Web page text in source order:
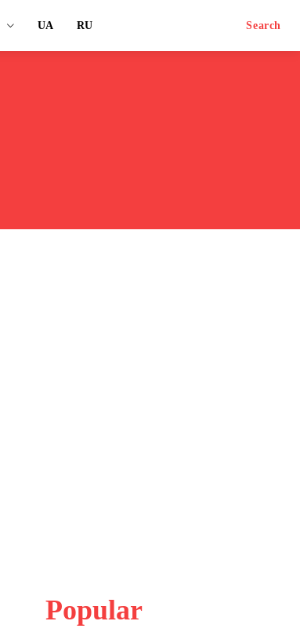
UA RU Search
Popular